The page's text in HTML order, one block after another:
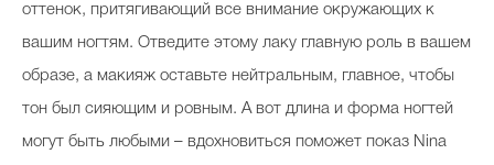
оттенок, притягивающий все внимание окружающих к
вашим ногтям. Отведите этому лаку главную роль в вашем
образе, а макияж оставьте нейтральным, главное, чтобы
тон был сияющим и ровным. А вот длина и форма ногтей
могут быть любыми – вдохновиться поможет показ Nina